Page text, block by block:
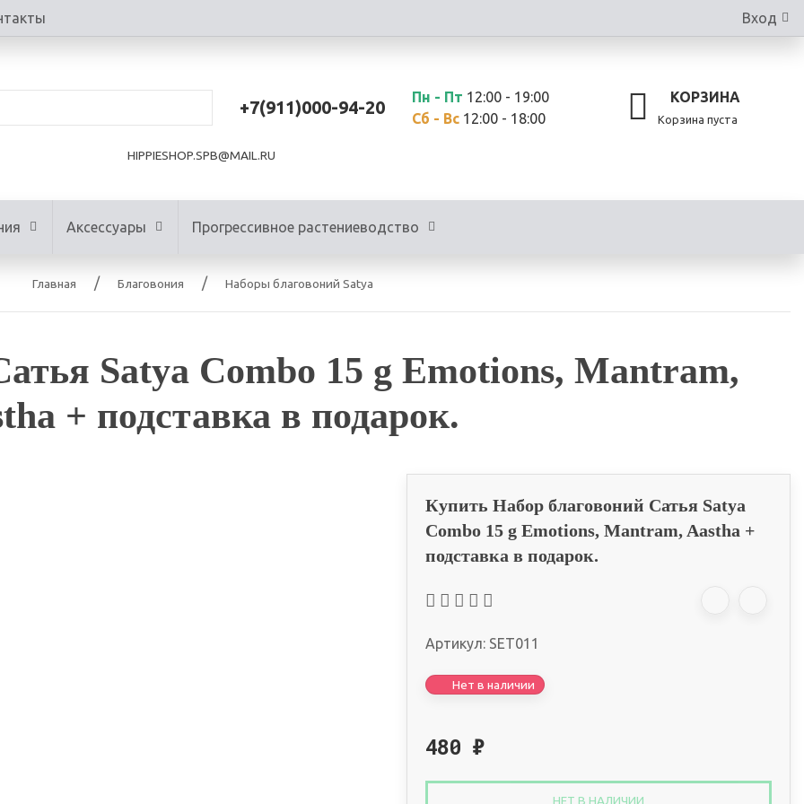
Вход
+7(911)000-94-20 Пн - Пт 12:00 - 19:00
Сб - Вс 12:00 - 18:00
КОРЗИНА
Корзина пуста
HIPPIESHOP.SPB@MAIL.RU
Аксессуары Прогрессивное растениеводство
Главная Благовония Наборы благовоний Satya
Satya Combo 15 g Emotions, Mantram,
+ подставка в подарок.
Купить Набор благовоний Сатья Satya
Combo 15 g Emotions, Mantram, Aastha +
подставка в подарок.
Артикул: SET011
Нет в наличии
480 ₽
НЕТ В НАЛИЧИИ